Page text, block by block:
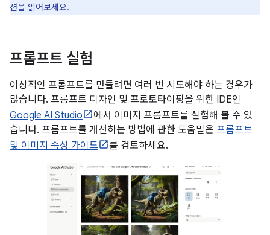
션을 읽어보세요.
프롬프트 실험
이상적인 프롬프트를 만들려면 여러 번 시도해야 하는 경우가
많습니다. 프롬프트 디자인 및 프로토타이핑을 위한 IDE인
Google AI Studio
에서 이미지 프롬프트를 실험해 볼 수 있
습니다. 프롬프트를 개선하는 방법에 관한 도움말은 프롬프트
및 이미지 속성 가이드
를 검토하세요.